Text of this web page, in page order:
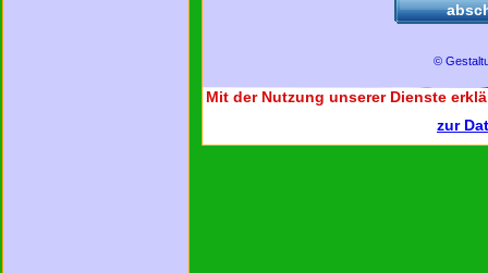
©
Mit der Nutzung unserer Dienste
zur